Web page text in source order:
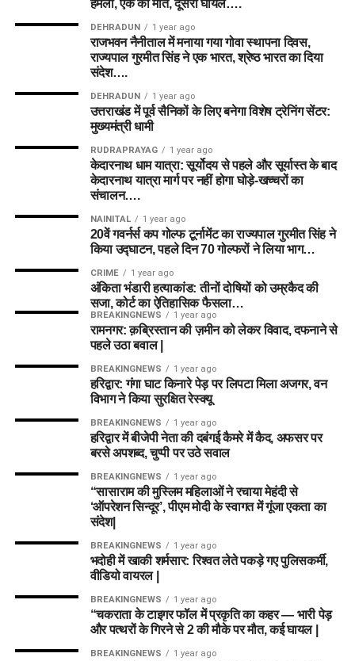
हमला, एक की मौत, दूसरा घायल….
DEHRADUN 1 year ago
राजभवन नैनीताल में मनाया गया गोवा स्थापना दिवस,
राज्यपाल गुरमीत सिंह ने एक भारत, श्रेष्ठ भारत का दिया
संदेश….
DEHRADUN 1 year ago
उत्तराखंड में पूर्व सैनिकों के लिए बनेगा विशेष ट्रेनिंग सेंटर:
मुख्यमंत्री धामी
RUDRAPRAYAG 1 year ago
केदारनाथ धाम यात्रा: सूर्योदय से पहले और सूर्यास्त के बाद
केदारनाथ यात्रा मार्ग पर नहीं होगा घोड़े-खच्चरों का
संचालन….
NAINITAL 1 year ago
20वें गवर्नर्स कप गोल्फ टूर्नामेंट का राज्यपाल गुरमीत सिंह ने
किया उद्घाटन, पहले दिन 70 गोल्फरों ने लिया भाग…
CRIME 1 year ago
अंकिता भंडारी हत्याकांड: तीनों दोषियों को उम्रकैद की
सजा, कोर्ट का ऐतिहासिक फैसला…
BREAKINGNEWS 1 year ago
रामनगर: क़ब्रिस्तान की ज़मीन को लेकर विवाद, दफनाने से
पहले उठा बवाल |
BREAKINGNEWS 1 year ago
हरिद्वार: गंगा घाट किनारे पेड़ पर लिपटा मिला अजगर, वन
विभाग ने किया सुरक्षित रेस्क्यू
BREAKINGNEWS 1 year ago
हरिद्वार में बीजेपी नेता की दबंगई कैमरे में कैद, अफसर पर
बरसे अपशब्द, चुप्पी पर उठे सवाल
BREAKINGNEWS 1 year ago
“सासाराम की मुस्लिम महिलाओं ने रचाया मेहंदी से
‘ऑपरेशन सिन्दूर’, पीएम मोदी के स्वागत में गूंजा एकता का
संदेश|
BREAKINGNEWS 1 year ago
भदोही में खाकी शर्मसार: रिश्वत लेते पकड़े गए पुलिसकर्मी,
वीडियो वायरल |
BREAKINGNEWS 1 year ago
“चकराता के टाइगर फॉल में प्रकृति का कहर — भारी पेड़
और पत्थरों के गिरने से 2 की मौके पर मौत, कई घायल |
BREAKINGNEWS 1 year ago